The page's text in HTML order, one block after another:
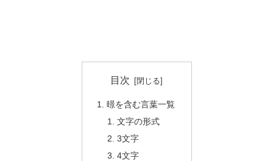
目次
暻を含む言葉一覧
文字の形式
3文字
4文字